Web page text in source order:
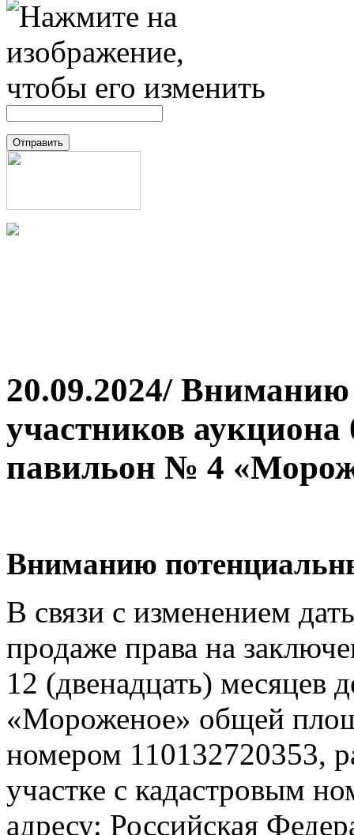
20.09.2024/
участников
павильон № 4
Вниманию
В связи с изменением
продаже права на
12 (двенадцать) месяцев
«Мороженое» общей
номером 110132720353,
участке с кадастровым
адресу: Российская